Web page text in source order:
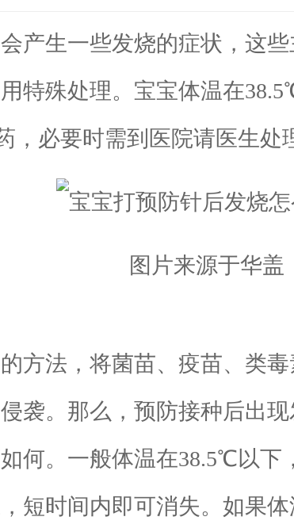
生一些发烧的症状，这些
特殊处理。宝宝体温在
，必要时需到医院请医生
图片来源于华盖
法，将菌苗、疫苗、类毒
袭。那么，预防接种后出
。一般体温在38.5℃以下
短时间内即可消失。如果